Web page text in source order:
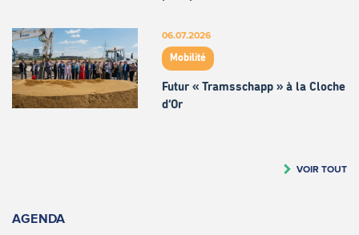
06.07.2026
Mobilité
Futur « Tramsschapp » à la Cloche
d’Or
VOIR TOUT
AGENDA